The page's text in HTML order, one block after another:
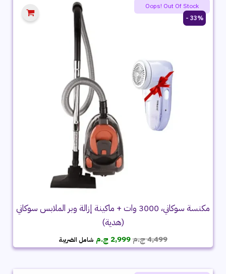
33% -
مكنسة سوكاني، 3000 وات + ماكينة إزالة وبر الملابس سوكاني
(هدية)
4,499ج.مالسعر
الأصلي
4,499 ج.م.
2,999 ج.م السعر
الحالي
2,999 ج.م.
شامل الضريبة
Oops! Out Of Stock